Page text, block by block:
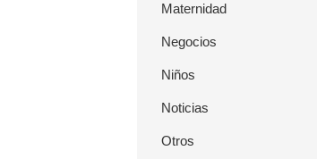
Maternidad
Negocios
Niños
Noticias
Otros